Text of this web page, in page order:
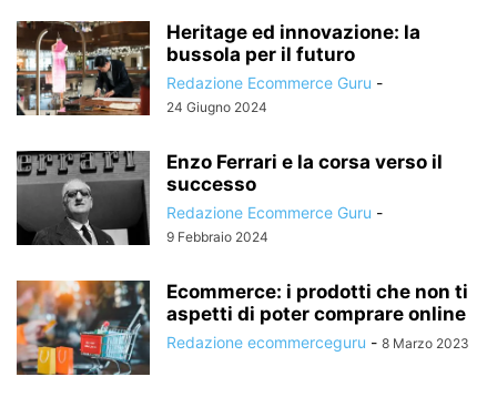
Heritage ed innovazione: la
bussola per il futuro
Redazione Ecommerce Guru -
24 Giugno 2024
Enzo Ferrari e la corsa verso il
successo
Redazione Ecommerce Guru -
9 Febbraio 2024
Ecommerce: i prodotti che non ti
aspetti di poter comprare online
Redazione ecommerceguru - 8 Marzo 2023